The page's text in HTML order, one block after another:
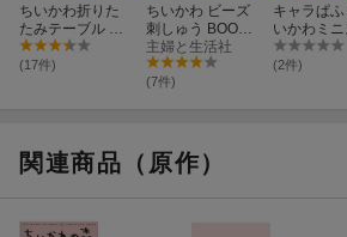
ちいかわ折りた
たみテーブル B
OOK
(17件)
ちいかわ ビーズ
刺しゅう BOOK
ブローチが作れ
る付録キット付
き
主婦と生活社
(7件)
キャラぱふ
いかわミニ
ショセット
号
(2件)
関連商品（原作）